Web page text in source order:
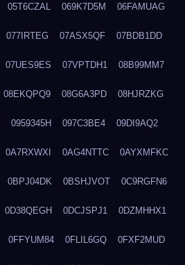
05T6CZAL 069K7D5M 06FAMUAG
077IRTEG 07ASX5QF 07BDB1DD
07UES9ES 07VPTDH1 08B99MM7
08EKQPQ9 08G6A3PD 08HJRZKG
0959345H 097C3BE4 09DI9AQ2
0A7RXWXI 0AG4NTTC 0AYXMFKC
0BPJ04DK 0BSHJVOT 0C9RGFN6
0D38QEGH 0DCJSPJ1 0DZMHHX1
0FFYUM84 0FLIL6GQ 0FXF2MUD